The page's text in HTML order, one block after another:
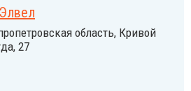
область, Кривой
27